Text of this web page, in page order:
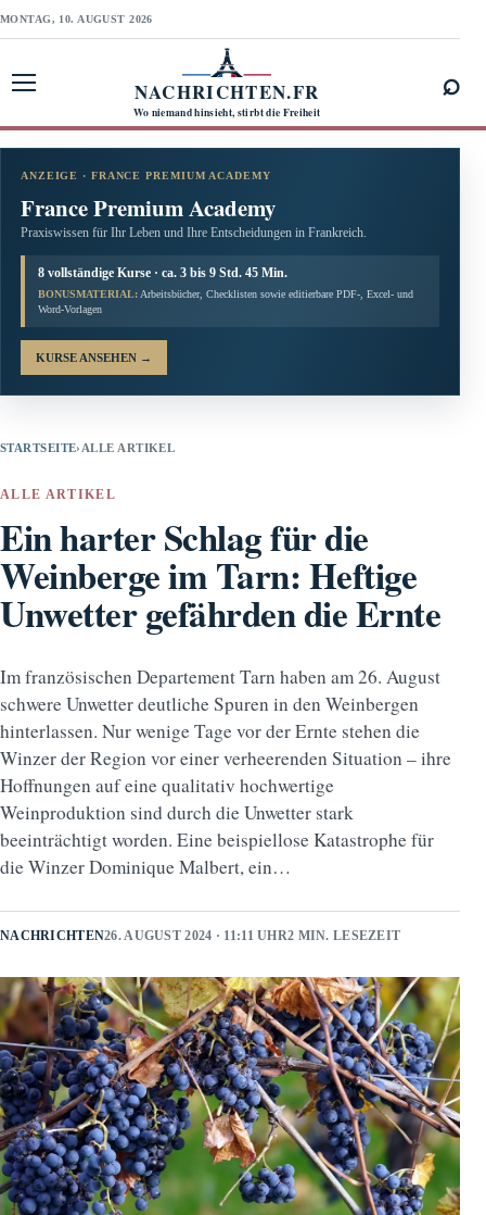
MONTAG, 10. AUGUST 2026
NACHRICHTEN.FR
Wo niemand hinsieht, stirbt die Freiheit
⌕
ANZEIGE · FRANCE PREMIUM ACADEMY
France Premium Academy
Praxiswissen für Ihr Leben und Ihre Entscheidungen in Frankreich.
8 vollständige Kurse · ca. 3 bis 9 Std. 45 Min.
BONUSMATERIAL: Arbeitsbücher, Checklisten sowie editierbare PDF-, Excel- und
Word-Vorlagen
KURSE ANSEHEN →
STARTSEITE› ALLE ARTIKEL
ALLE ARTIKEL
Ein harter Schlag für die
Weinberge im Tarn: Heftige
Unwetter gefährden die Ernte
Im französischen Departement Tarn haben am 26. August
schwere Unwetter deutliche Spuren in den Weinbergen
hinterlassen. Nur wenige Tage vor der Ernte stehen die
Winzer der Region vor einer verheerenden Situation – ihre
Hoffnungen auf eine qualitativ hochwertige
Weinproduktion sind durch die Unwetter stark
beeinträchtigt worden. Eine beispiellose Katastrophe für
die Winzer Dominique Malbert, ein…
NACHRICHTEN26. AUGUST 2024 · 11:11 UHR2 MIN. LESEZEIT